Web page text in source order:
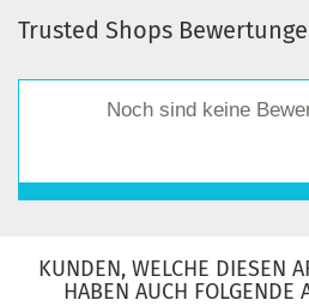
Trusted Shops
Noch sind keine
KUNDEN, WELCHE DIESEN
HABEN AUCH FOLGENDE